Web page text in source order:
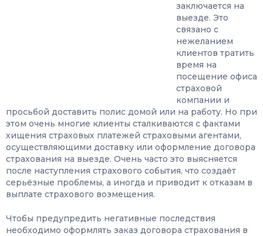
заключается на
выезде. Это
связано с
нежеланием
клиентов тратить
время на
посещение офиса
страховой
компании и
просьбой доставить полис домой или на работу. Но при
этом очень многие клиенты сталкиваются с фактами
хищения страховых платежей страховыми агентами,
осуществляющими доставку или оформление договора
страхования на выезде. Очень часто это выясняется
после наступления страхового события, что создаёт
серьёзные проблемы, а иногда и приводит к отказам в
выплате страхового возмещения.
Чтобы предупредить негативные последствия
необходимо оформлять заказ договора страхования в